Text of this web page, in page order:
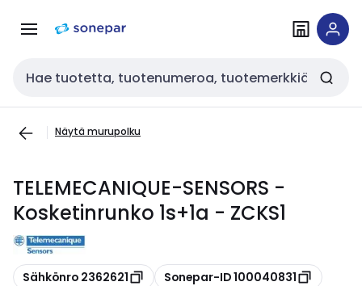
navigointiinsisältöön
Haku
Näytä murupolku
TELEMECANIQUE-SENSORS -
Kosketinrunko 1s+1a - ZCKS1
Kopioi
Sähkönro 2362621 Kopioi
Sonepar-ID 100040831